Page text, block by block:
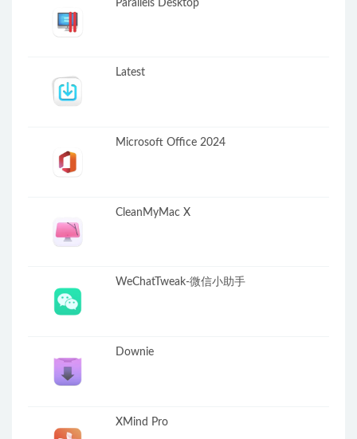
Parallels Desktop
Latest
Microsoft Office 2024
CleanMyMac X
WeChatTweak-微信小助手
Downie
XMind Pro